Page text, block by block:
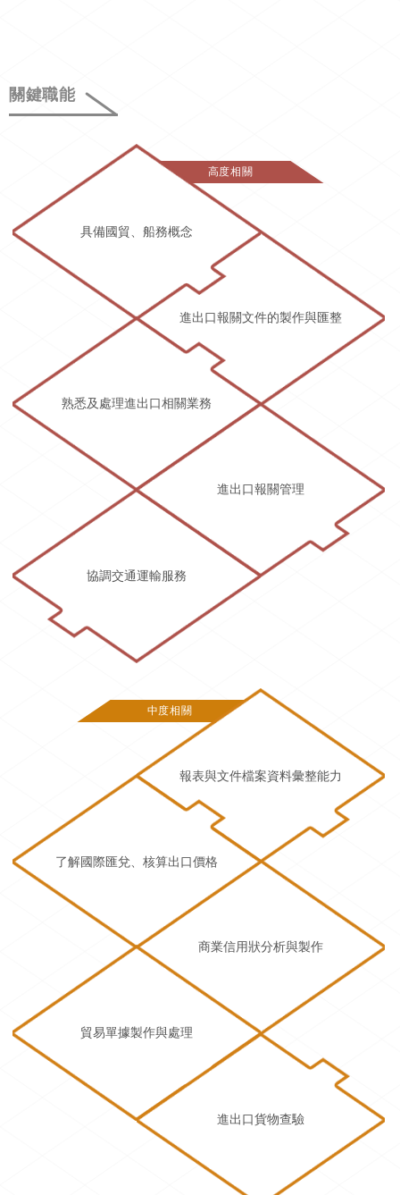
關鍵職能
高度相關
具備國貿、船務概念
進出口報關文件的製作與匯整
熟悉及處理進出口相關業務
進出口報關管理
協調交通運輸服務
中度相關
報表與文件檔案資料彙整能力
了解國際匯兌、核算出口價格
商業信用狀分析與製作
貿易單據製作與處理
進出口貨物查驗